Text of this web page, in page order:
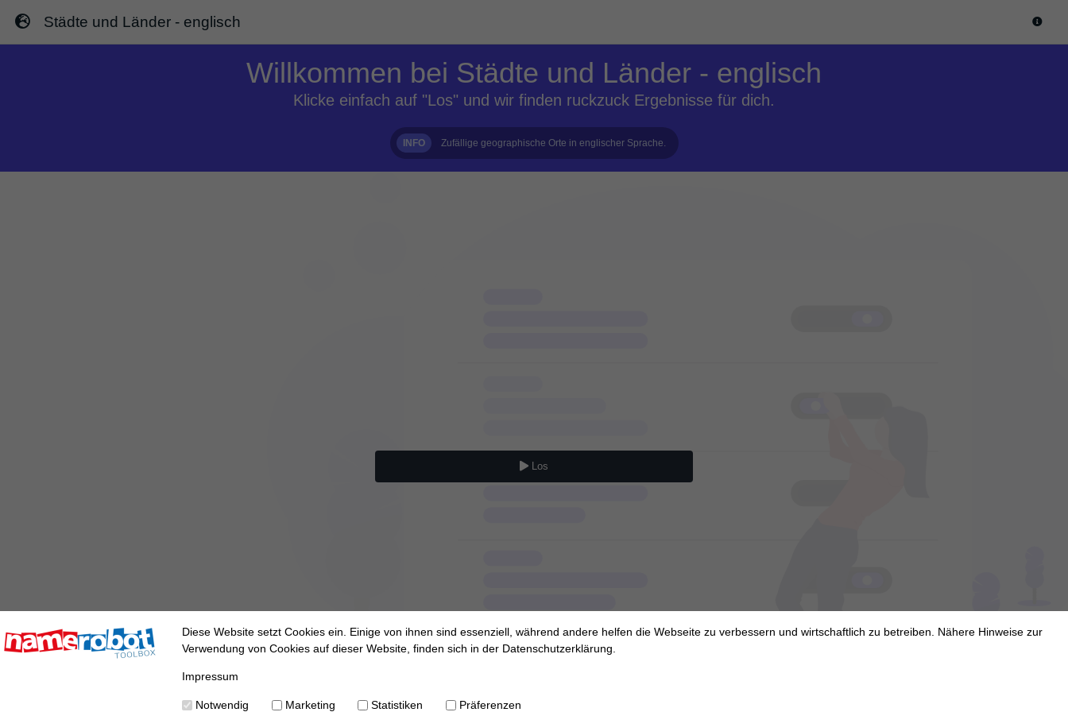
Städte und Länder - englisch
Städte und Länder - englisch
Willkommen bei Städte und Länder - englisch
Klicke einfach auf "Los" und wir finden ruckzuck Ergebnisse für dich.
INFO Zufällige geographische Orte in englischer Sprache.
Los
Zufällige geographische Orte in englischer Sprache.
Diese Website setzt Cookies ein. Einige von ihnen sind essenziell, während andere helfen die Webseite zu verbessern und wirtschaftlich zu betreiben. Nähere Hinweise zur
Verwendung von Cookies auf dieser Website, finden sich in der Datenschutzerklärung.
Impressum
Notwendig Marketing Statistiken Präferenzen